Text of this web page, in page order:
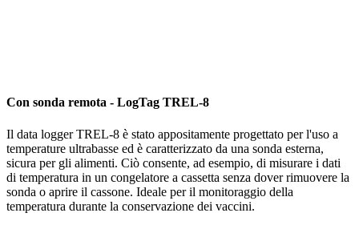
Con sonda remota - LogTag TREL-8
Il data logger TREL-8 è stato appositamente progettato per l'uso a
temperature ultrabasse ed è caratterizzato da una sonda esterna,
sicura per gli alimenti. Ciò consente, ad esempio, di misurare i dati
di temperatura in un congelatore a cassetta senza dover rimuovere la
sonda o aprire il cassone. Ideale per il monitoraggio della
temperatura durante la conservazione dei vaccini.